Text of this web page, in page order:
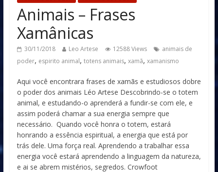
Animais – Frases
Xamânicas
30/11/2018 Leo Artese 12588 Views
animais de
poder, espirito animal, totens animais, xamã, xamanismo
Aqui você encontrara frases de xamãs e estudiosos dobre
o poder dos animais Léo Artese Descobrindo-se o totem
animal, e estudando-o aprenderá a fundir-se com ele, e
assim poderá chamar a sua energia sempre que
necessário. Quando você honra o totem, estará
honrando a essência espiritual, a energia que está por
trás dele. Uma força real. Aprendendo a trabalhar essa
energia você estará aprendendo a linguagem da natureza,
e ai se abrem mistérios, segredos. Crowfoot